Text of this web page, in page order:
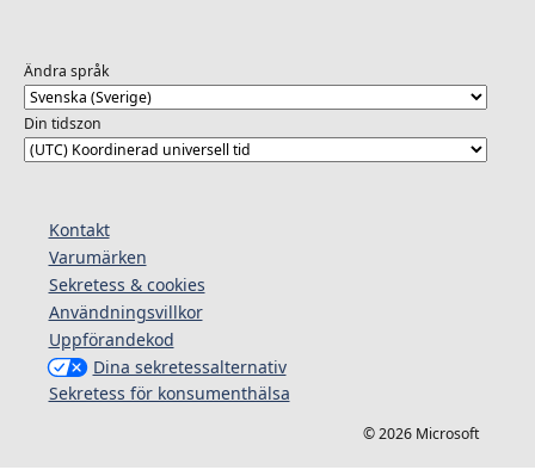
Ändra språk
Din tidszon
Kontakt
Varumärken
Sekretess & cookies
Användningsvillkor
Uppförandekod
Dina sekretessalternativ
Sekretess för konsumenthälsa
© 2026 Microsoft